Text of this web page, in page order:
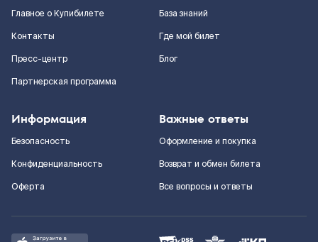
Главное о Купибилете
Контакты
Пресс-центр
Партнерская программа
База знаний
Где мой билет
Блог
Информация
Безопасность
Конфиденциальность
Оферта
Важные ответы
Оформление и покупка
Возврат и обмен билета
Все вопросы и ответы